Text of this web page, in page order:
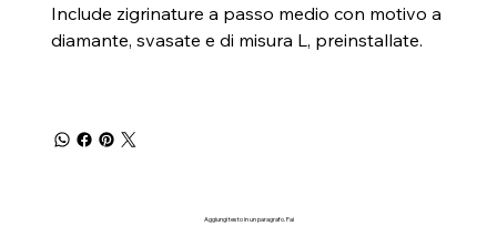
Include zigrinature a passo medio con motivo a
diamante, svasate e di misura L, preinstallate.
Aggiungi testo in un paragrafo. Fai